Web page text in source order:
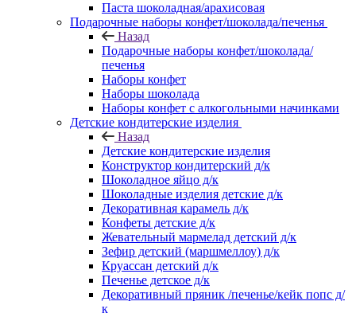
Паста шоколадная/арахисовая
Подарочные наборы конфет/шоколада/печенья
Назад
Подарочные наборы конфет/шоколада/
печенья
Наборы конфет
Наборы шоколада
Наборы конфет с алкогольными начинками
Детские кондитерские изделия
Назад
Детские кондитерские изделия
Конструктор кондитерский д/к
Шоколадное яйцо д/к
Шоколадные изделия детские д/к
Декоративная карамель д/к
Конфеты детские д/к
Жевательный мармелад детский д/к
Зефир детский (маршмеллоу) д/к
Круассан детский д/к
Печенье детское д/к
Декоративный пряник /печенье/кейк попс д/
к